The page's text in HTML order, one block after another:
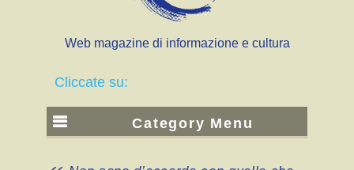
Web magazine di informazione e cultura
Cliccate su:
Category Menu